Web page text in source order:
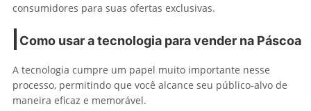
consumidores para suas ofertas exclusivas.
Como usar a tecnologia para vender na Páscoa
A tecnologia cumpre um papel muito importante nesse
processo, permitindo que você alcance seu público-alvo de
maneira eficaz e memorável.